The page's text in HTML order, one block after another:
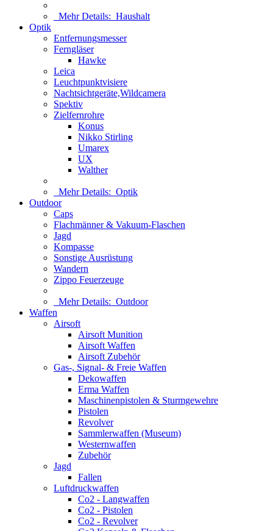
Mehr Details: Haushalt
Optik
Entfernungsmesser
Ferngläser
Hawke
Leica
Leuchtpunktvisiere
Nachtsichtgeräte,Wildcamera
Spektiv
Zielfernrohre
Konus
Nikko Stirling
Umarex
UX
Walther
Mehr Details: Optik
Outdoor
Caps
Flachmänner & Vakuum-Flaschen
Jagd
Kompasse
Sonstige Ausrüstung
Wandern
Zippo Feuerzeuge
Mehr Details: Outdoor
Waffen
Airsoft
Airsoft Munition
Airsoft Waffen
Airsoft Zubehör
Gas-, Signal- & Freie Waffen
Dekowaffen
Erma Waffen
Maschinenpistolen & Sturmgewehre
Pistolen
Revolver
Sammlerwaffen (Museum)
Westernwaffen
Zubehör
Jagd
Fallen
Luftdruckwaffen
Co2 - Langwaffen
Co2 - Pistolen
Co2 - Revolver